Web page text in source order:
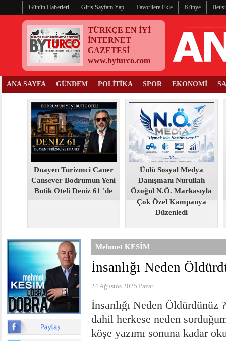
Günün Haberleri Giris Sayfam Yap Favorilere Ekle Künye
TÜRKÇE EN İYİ
İNTERNET
GAZETESİ
www.byturco.com
ANA SAYFA GÜNDEM POLİTİKA SPOR EKONOMİ
Duayen Turizmci Caner
Cansever Bodrumun Yeni
Butik Oteli Deniz 61 'de
Ünlü Sosyal Medya
Danışmanı Nurullah
Özoğul N.Ö. Markasıyla
Çok Özel Kampanya
Düzenledi
Mehmet KESİM
İnsanlığı Neden
24 Ağustos 2025 Pazar
İnsanlığı Neden
dahil herkese neden
köşe yazımı sonuna kadar